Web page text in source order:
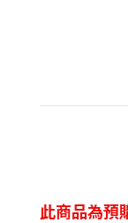
此商品為預